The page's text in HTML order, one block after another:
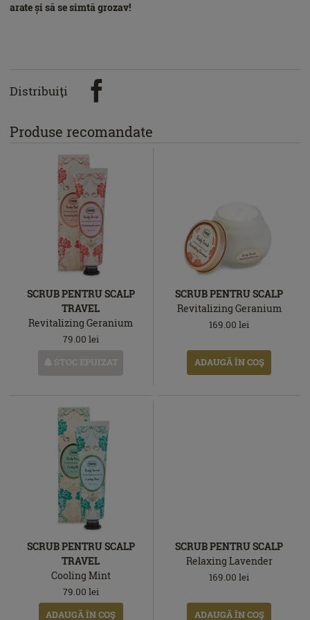
arate și să se simtă grozav!
Distribuiţi
Produse recomandate
SCRUB PENTRU SCALP
TRAVEL
Revitalizing Geranium
79.00 lei
STOC EPUIZAT
SCRUB PENTRU SCALP
Revitalizing Geranium
169.00 lei
ADAUGĂ ÎN COŞ
SCRUB PENTRU SCALP
TRAVEL
Cooling Mint
79.00 lei
ADAUGĂ ÎN COŞ
SCRUB PENTRU SCALP
Relaxing Lavender
169.00 lei
ADAUGĂ ÎN COŞ